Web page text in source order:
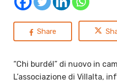
Share
“Chi burdél” di nuovo in
L’associazione di Villalta,